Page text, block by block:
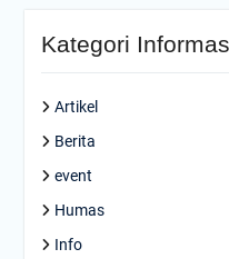
Kategori
Artikel
Berita
event
Humas
Info